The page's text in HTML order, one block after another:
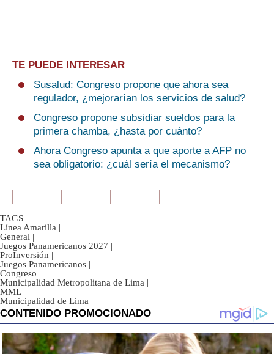
TE PUEDE INTERESAR
Susalud: Congreso propone que ahora sea
regulador, ¿mejorarían los servicios de salud?
Congreso propone subsidiar sueldos para la
primera chamba, ¿hasta por cuánto?
Ahora Congreso apunta a que aporte a AFP no
sea obligatorio: ¿cuál sería el mecanismo?
TAGS
Línea Amarilla |
General |
Juegos Panamericanos 2027 |
ProInversión |
Juegos Panamericanos |
Congreso |
Municipalidad Metropolitana de Lima |
MML |
Municipalidad de Lima